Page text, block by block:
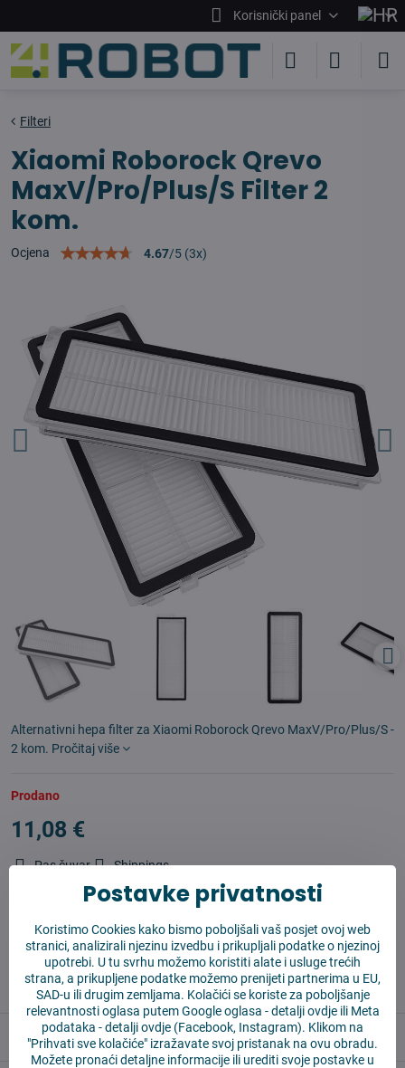
Korisnički panel
Filteri
Xiaomi Roborock Qrevo
MaxV/Pro/Plus/S Filter 2
kom.
Ocjena 4.67/5 (3x)
Alternativni hepa filter za Xiaomi Roborock Qrevo MaxV/Pro/Plus/S -
2 kom. Pročitaj više
Prodano
11,08 €
Pas čuvar Shippings
Vysajto.sk
✅ Spremno za slanje odmah
✅ BESPLATNA dostava iznad 55 EUR
✅ 14 dana za povrat robe
Opis
Postavke privatnosti
Koristimo Cookies kako bismo poboljšali vaš posjet ovoj web
stranici, analizirali njezinu izvedbu i prikupljali podatke o njezinoj
upotrebi. U tu svrhu možemo koristiti alate i usluge trećih
strana, a prikupljene podatke možemo prenijeti partnerima u EU,
SAD-u ili drugim zemljama. Kolačići se koriste za poboljšanje
relevantnosti oglasa putem Google oglasa -detalji ovdjeili Meta
podataka -detalji ovdje (Facebook, Instagram). Klikom na
"Prihvati sve kolačiće" izražavate svoj pristanak na ovu obradu.
Možete pronaći detaljne informacije ili urediti svoje postavke u